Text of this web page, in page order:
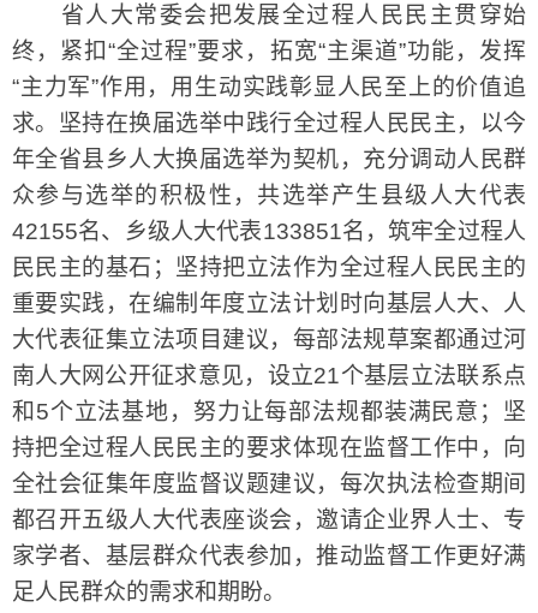
省人大常委会把发展全过程人民民主贯穿始
终，紧扣“全过程”要求，拓宽“主渠道”功能，发挥
“主力军”作用，用生动实践彰显人民至上的价值追
求。坚持在换届选举中践行全过程人民民主，以今
年全省县乡人大换届选举为契机，充分调动人民群
众参与选举的积极性，共选举产生县级人大代表
42155名、乡级人大代表133851名，筑牢全过程人
民民主的基石；坚持把立法作为全过程人民民主的
重要实践，在编制年度立法计划时向基层人大、人
大代表征集立法项目建议，每部法规草案都通过河
南人大网公开征求意见，设立21个基层立法联系点
和5个立法基地，努力让每部法规都装满民意；坚
持把全过程人民民主的要求体现在监督工作中，向
全社会征集年度监督议题建议，每次执法检查期间
都召开五级人大代表座谈会，邀请企业界人士、专
家学者、基层群众代表参加，推动监督工作更好满
足人民群众的需求和期盼。